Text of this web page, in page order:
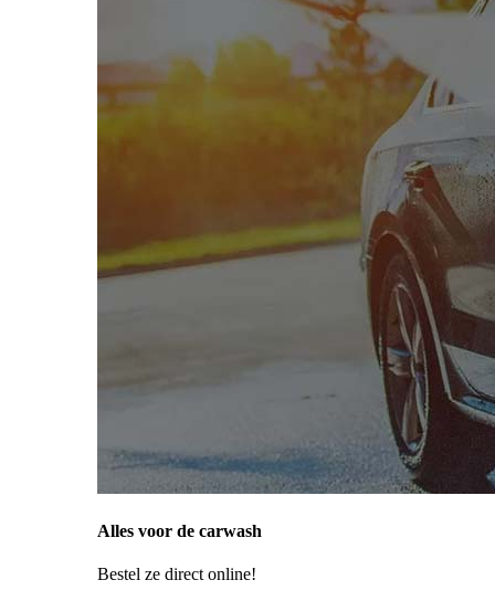
Alles voor de carwash
Bestel ze direct online!